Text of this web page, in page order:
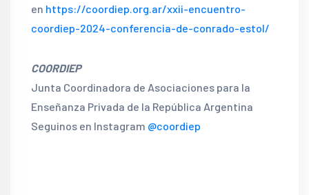
en https://coordiep.org.ar/xxii-encuentro-
coordiep-2024-conferencia-de-conrado-estol/
COORDIEP
Junta Coordinadora de Asociaciones para la
Enseñanza Privada de la República Argentina
Seguinos en Instagram @coordiep